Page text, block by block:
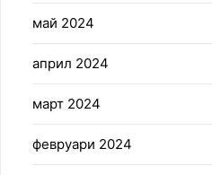
май 2024
април 2024
март 2024
февруари 2024